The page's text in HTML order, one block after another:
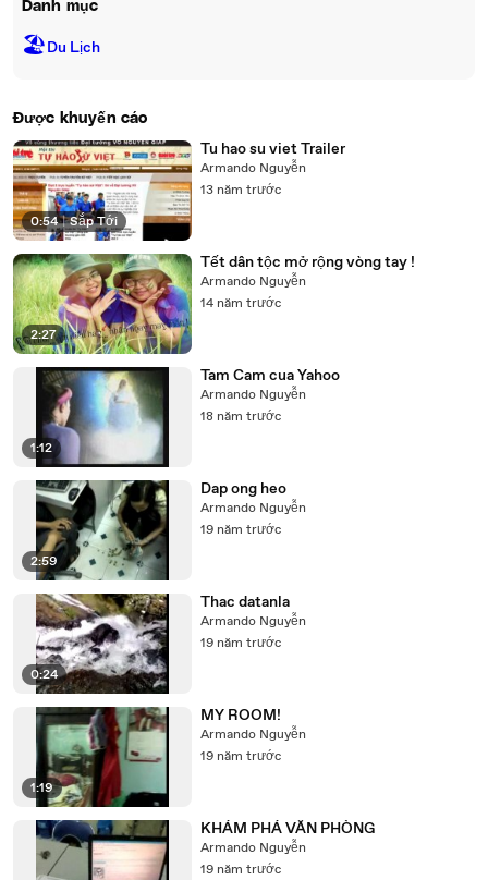
Danh mục
🏖Du Lịch
Được khuyến cáo
0:54 | Sắp Tới
Tu hao su viet Trailer
Armando Nguyễn
13 năm trước
2:27
Tết dân tộc mở rộng vòng tay !
Armando Nguyễn
14 năm trước
1:12
Tam Cam cua Yahoo
Armando Nguyễn
18 năm trước
2:59
Dap ong heo
Armando Nguyễn
19 năm trước
0:24
Thac datanla
Armando Nguyễn
19 năm trước
1:19
MY ROOM!
Armando Nguyễn
19 năm trước
KHÁM PHÁ VĂN PHÒNG
Armando Nguyễn
19 năm trước